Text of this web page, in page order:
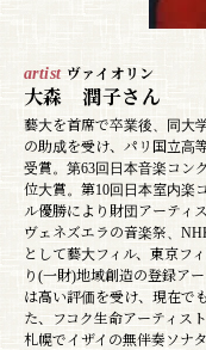
artist ヴァイオリン
大森 潤子さん
藝大を首席で卒業後、同大
の助成を受け、パリ国立高
受賞。第63回日本音楽コン
位大賞。第10回日本室内楽
ル優勝により財団アーティ
ヴェネズエラの音楽祭、
として藝大フィル、東京フ
り(一財)地域創造の登録ア
は高い評価を受け、現在で
た、フコク生命アーティス
札幌でイザイの無伴奏ソナ